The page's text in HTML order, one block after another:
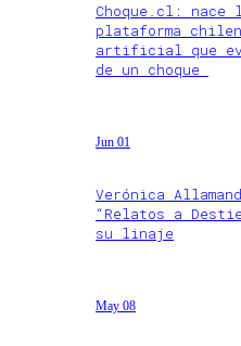
Choque.cl: nace
plataforma
artificial que
de un choque
Jun 01
Verónica
“Relatos a
su linaje
May 08